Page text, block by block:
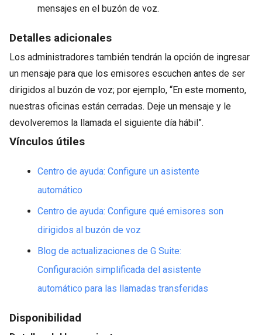
mensajes en el buzón de voz.
Detalles adicionales
Los administradores también tendrán la opción de ingresar
un mensaje para que los emisores escuchen antes de ser
dirigidos al buzón de voz; por ejemplo, “En este momento,
nuestras oficinas están cerradas. Deje un mensaje y le
devolveremos la llamada el siguiente día hábil”.
Vínculos útiles
Centro de ayuda: Configure un asistente
automático
Centro de ayuda: Configure qué emisores son
dirigidos al buzón de voz
Blog de actualizaciones de G Suite:
Configuración simplificada del asistente
automático para las llamadas transferidas
Disponibilidad